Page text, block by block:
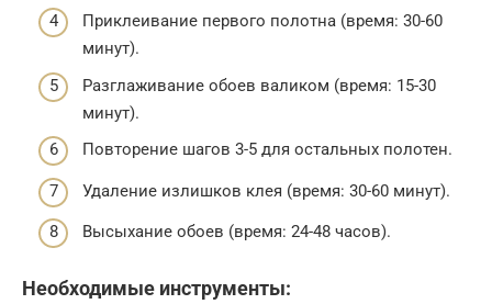
Приклеивание первого полотна (время: 30-60
минут).
Разглаживание обоев валиком (время: 15-30
минут).
Повторение шагов 3-5 для остальных полотен.
Удаление излишков клея (время: 30-60 минут).
Высыхание обоев (время: 24-48 часов).
Необходимые инструменты: